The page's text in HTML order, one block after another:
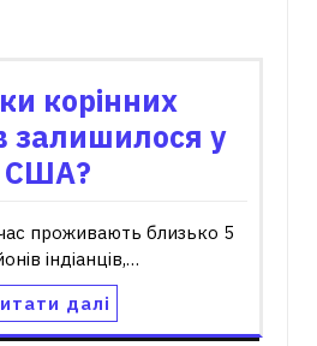
корінних
залишилося у
США?
проживають близько 5
індіанців,…
далі